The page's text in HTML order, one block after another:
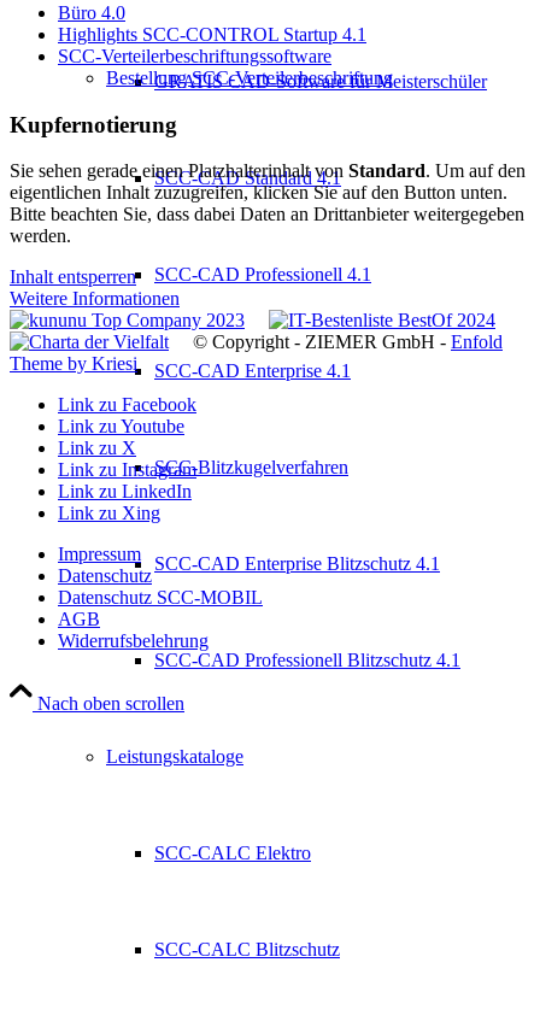
GRATIS CAD-Software für Meisterschüler
SCC-CAD Standard 4.1
SCC-CAD Professionell 4.1
SCC-CAD Enterprise 4.1
SCC-Blitzkugelverfahren
SCC-CAD Enterprise Blitzschutz 4.1
SCC-CAD Professionell Blitzschutz 4.1
Leistungskataloge
SCC-CALC Elektro
SCC-CALC Blitzschutz
Büro 4.0
Highlights SCC-CONTROL Startup 4.1
SCC-Verteilerbeschriftungssoftware
Bestellung SCC-Verteilerbeschriftung
Kupfernotierung
Sie sehen gerade einen Platzhalterinhalt von Standard. Um auf den
eigentlichen Inhalt zuzugreifen, klicken Sie auf den Button unten.
Bitte beachten Sie, dass dabei Daten an Drittanbieter weitergegeben
werden.
Inhalt entsperren
Weitere Informationen
© Copyright - ZIEMER GmbH - Enfold
Theme by Kriesi
Link zu Facebook
Link zu Youtube
Link zu X
Link zu Instagram
Link zu LinkedIn
Link zu Xing
Impressum
Datenschutz
Datenschutz SCC-MOBIL
AGB
Widerrufsbelehrung
Nach oben scrollen